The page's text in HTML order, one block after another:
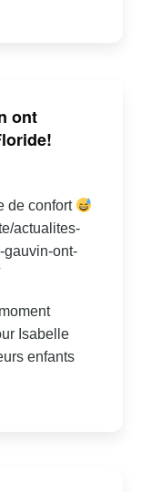
ont
de confort
actualites-
gauvin-ont-
Isabelle
enfants